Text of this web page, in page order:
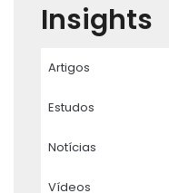
Insights
Artigos
Estudos
Notícias
Vídeos